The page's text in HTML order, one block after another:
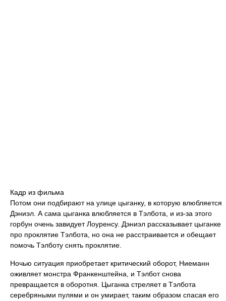
Кадр из фильма
Потом они подбирают на улице цыганку, в которую влюбляется
Дэниэл. А сама цыганка влюбляется в Тэлбота, и из-за этого
горбун очень завидует Лоуренсу. Дэниэл рассказывает цыганке
про проклятие Тэлбота, но она не расстраивается и обещает
помочь Тэлботу снять проклятие.
Ночью ситуация приобретает критический оборот, Ниеманн
оживляет монстра Франкенштейна, и Тэлбот снова
превращается в оборотня. Цыганка стреляет в Тэлбота
серебряными пулями и он умирает, таким образом спасая его